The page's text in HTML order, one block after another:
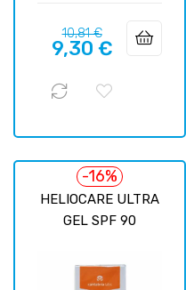
Precio
regular
10,81 €Precio
9,30 €
HELIOCARE ULTRA
GEL SPF 90
-16%